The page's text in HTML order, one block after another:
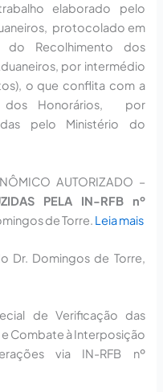
elaborado pelo
protocolado em
do Recolhimento dos
por intermédio
o que conflita com a
dos Honorários, por
pelo Ministério do
AUTORIZADO –
PELA IN-RFB nº
de Torre. Leia mais
Dr. Domingos de Torre,
de Verificação das
Combate à Interposição
via IN-RFB nº